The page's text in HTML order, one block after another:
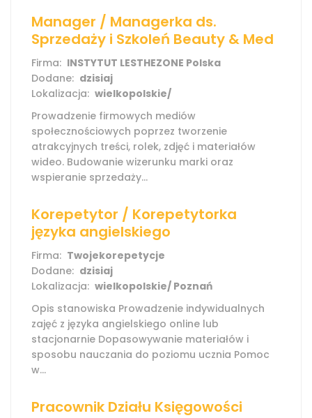
Manager / Managerka ds.
Sprzedaży i Szkoleń Beauty & Med
Firma: INSTYTUT LESTHEZONE Polska
Dodane: dzisiaj
Lokalizacja: wielkopolskie/
Prowadzenie firmowych mediów
społecznościowych poprzez tworzenie
atrakcyjnych treści, rolek, zdjęć i materiałów
wideo. Budowanie wizerunku marki oraz
wspieranie sprzedaży...
Korepetytor / Korepetytorka
języka angielskiego
Firma: Twojekorepetycje
Dodane: dzisiaj
Lokalizacja: wielkopolskie/ Poznań
Opis stanowiska Prowadzenie indywidualnych
zajęć z języka angielskiego online lub
stacjonarnie Dopasowywanie materiałów i
sposobu nauczania do poziomu ucznia Pomoc
w...
Pracownik Działu Księgowości